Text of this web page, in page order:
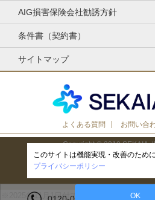
AIG損害保険会社勧誘方針
条件書（契約書）
サイトマップ
よくある質問 お問い合
Copyright © 2019 SEKAIA.
※2025年11月1日付で株式会社ICCコンサ
このサイトは機能実現・改善のため
プライバシーポリシー
OK